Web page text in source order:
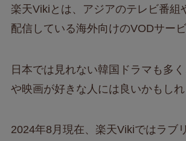
楽天Vikiとは、アジアのテレビ番組
配信している海外向けのVODサービ
日本では見れない韓国ドラマも多
や映画が好きな人には良いかもしれ
2024年8月現在、楽天Vikiではラブ